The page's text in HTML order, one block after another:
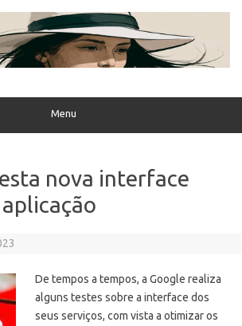
Menu
nova interface
De tempos a tempos, a Google realiza
alguns testes sobre a interface dos
seus serviços, com vista a otimizar os